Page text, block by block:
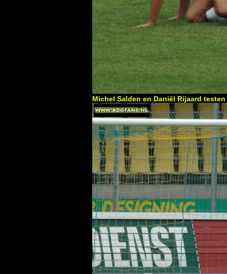
Michel Salden en Daniël Rijaard